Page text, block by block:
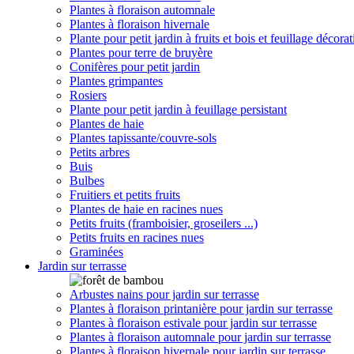
Plantes à floraison automnale
Plantes à floraison hivernale
Plante pour petit jardin à fruits et bois et feuillage
Plantes pour terre de bruyère
Conifères pour petit jardin
Plantes grimpantes
Rosiers
Plante pour petit jardin à feuillage persistant
Plantes de haie
Plantes tapissante/couvre-sols
Petits arbres
Buis
Bulbes
Fruitiers et petits fruits
Plantes de haie en racines nues
Petits fruits (framboisier, groseilers ...)
Petits fruits en racines nues
Graminées
Jardin sur terrasse
Arbustes nains pour jardin sur terrasse
Plantes à floraison printanière pour jardin sur terrasse
Plantes à floraison estivale pour jardin sur terrasse
Plantes à floraison automnale pour jardin sur terrasse
Plantes à floraison hivernale pour jardin sur terrasse